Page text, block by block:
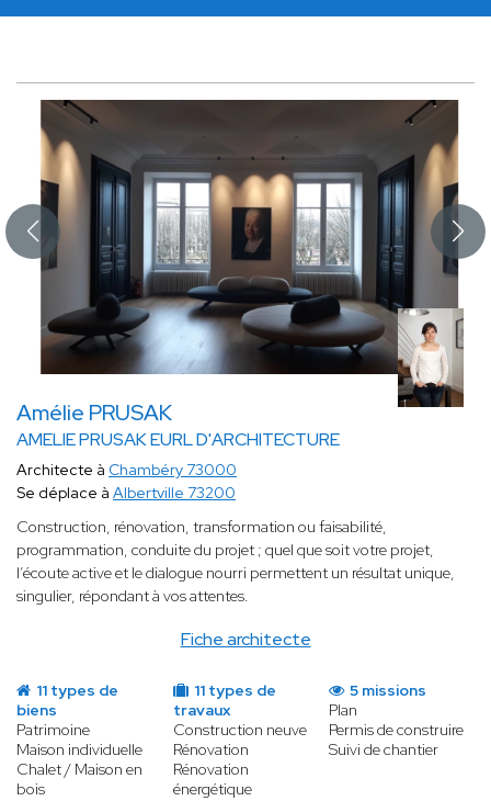
Amélie PRUSAK
AMELIE PRUSAK EURL D'ARCHITECTURE
Fiche architecte
Architecte à Chambéry 73000
Se déplace à Albertville 73200
Construction, rénovation, transformation ou faisabilité,
programmation, conduite du projet ; quel que soit votre projet,
l’écoute active et le dialogue nourri permettent un résultat unique,
singulier, répondant à vos attentes.
11 types de
biens
Patrimoine
Maison individuelle
Chalet / Maison en
bois
11 types de
travaux
Construction neuve
Rénovation
Rénovation
énergétique
5 missions
Plan
Permis de construire
Suivi de chantier